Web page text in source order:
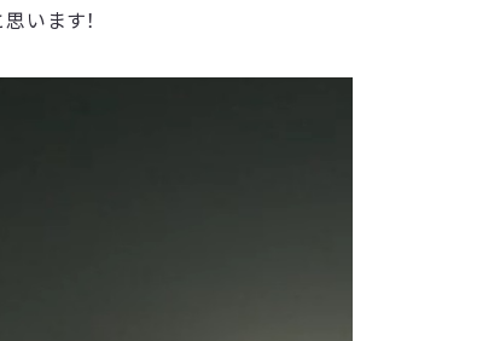
います！